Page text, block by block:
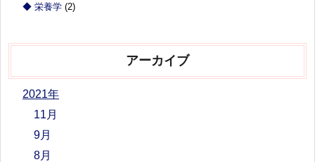
◆ 栄養学 (2)
アーカイブ
2021年
11月
9月
8月